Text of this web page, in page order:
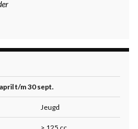
t/m 30 sept.
Jeugd